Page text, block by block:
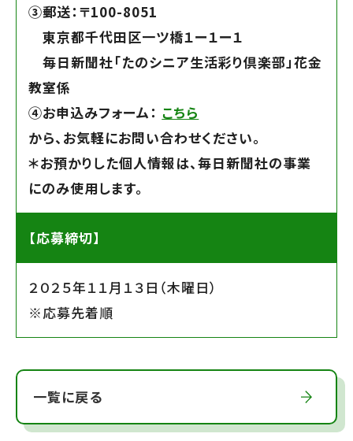
➂郵送：〒100-8051
東京都千代田区一ツ橋１ー１ー１
毎日新聞社「たのシニア生活彩り倶楽部」花金
教室係
④お申込みフォーム： こちら
から、お気軽にお問い合わせください。
＊お預かりした個人情報は、毎日新聞社の事業
にのみ使用します。
【応募締切】
２０２５年１１月１３日（木曜日）
※応募先着順
一覧に戻る